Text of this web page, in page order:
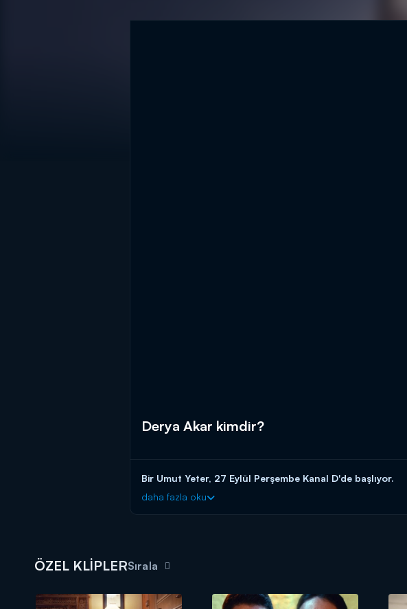
Derya Akar kimdir?
Bir Umut Yeter, 27 Eylül Perşembe Kanal D'de başlıyor.
daha fazla oku
ÖZEL KLİPLERSırala